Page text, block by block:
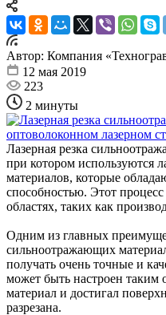
Автор: Компания
12 мая 2019
223
2 минуты
Лазерная резка
при котором используются
материалов, которые
способностью. Этот
областях, таких как
Одним из главных
сильноотражающих
получать очень точные и
может быть настроен таким
материал и достигал
разрезана.